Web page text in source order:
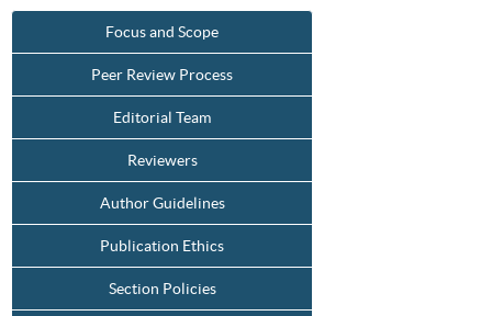
Focus and Scope
Peer Review Process
Editorial Team
Reviewers
Author Guidelines
Publication Ethics
Section Policies